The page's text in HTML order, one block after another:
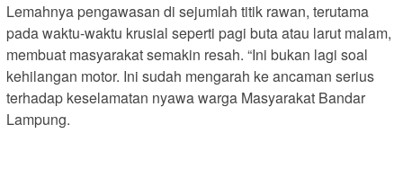
Lemahnya pengawasan di sejumlah titik rawan, terutama
pada waktu-waktu krusial seperti pagi buta atau larut malam,
membuat masyarakat semakin resah. “Ini bukan lagi soal
kehilangan motor. Ini sudah mengarah ke ancaman serius
terhadap keselamatan nyawa warga Masyarakat Bandar
Lampung.